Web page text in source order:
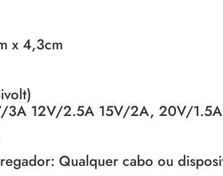
x 4,3cm
3A 12V/2.5A 15V/2A, 20V/1.5A
Qualquer cabo ou